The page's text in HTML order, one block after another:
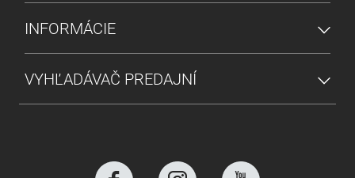
INFORMÁCIE
VYHĽADÁVAČ PREDAJNÍ